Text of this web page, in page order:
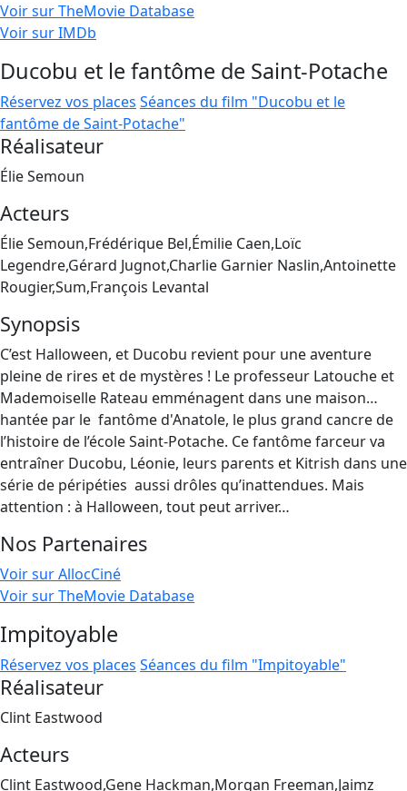
Voir sur TheMovie Database
Voir sur IMDb
Ducobu et le fantôme de Saint-Potache
Réservez vos places Séances du film "Ducobu et le
fantôme de Saint-Potache"
Réalisateur
Élie Semoun
Acteurs
Élie Semoun,Frédérique Bel,Émilie Caen,Loïc
Legendre,Gérard Jugnot,Charlie Garnier Naslin,Antoinette
Rougier,Sum,François Levantal
Synopsis
C’est Halloween, et Ducobu revient pour une aventure
pleine de rires et de mystères ! Le professeur Latouche et
Mademoiselle Rateau emménagent dans une maison…
hantée par le ​ fantôme d'Anatole, le plus grand cancre de
l’histoire de l’école Saint-Potache. Ce fantôme farceur va
entraîner Ducobu, Léonie, leurs parents et Kitrish dans une
série de péripéties ​ aussi drôles qu’inattendues. Mais
attention : à Halloween, tout peut arriver…
Nos Partenaires
Voir sur AllocCiné
Voir sur TheMovie Database
Impitoyable
Réservez vos places Séances du film "Impitoyable"
Réalisateur
Clint Eastwood
Acteurs
Clint Eastwood,Gene Hackman,Morgan Freeman,Jaimz